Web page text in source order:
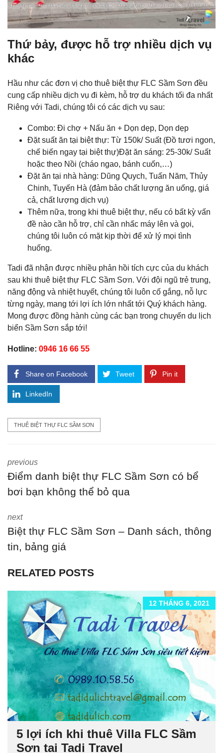
Thứ bảy, được hỗ trợ nhiều dịch vụ
khác
Hầu như các đơn vị cho thuê biệt thự FLC Sầm Sơn đều
cung cấp nhiều dịch vụ đi kèm, hỗ trợ du khách tối đa nhất
Riêng với Tadi, chúng tôi có các dịch vụ sau:
Combo: Đi chợ + Nấu ăn + Dọn dẹp, Dọn dẹp
Đặt suất ăn tại biệt thự: Từ 150k/ Suất (Đồ tươi ngon,
chế biến ngay tại biệt thự)Đặt ăn sáng: 25-30k/ Suất
hoặc theo Nồi (cháo ngao, bánh cuốn,…)
Đặt ăn tại nhà hàng: Dũng Quych, Tuấn Năm, Thủy
Chinh, Tuyến Hà (đảm bảo chất lượng ăn uống, giá
cả, chất lượng dịch vụ)
Thêm nữa, trong khi thuê biệt thự, nếu có bất kỳ vấn
đề nào cần hỗ trợ, chỉ cần nhấc máy lên và gọi,
chúng tôi luôn có mặt kịp thời để xử lý mọi tình
huống.
Tadi đã nhận được nhiều phản hồi tích cực của du khách
sau khi thuê biệt thự FLC Sầm Sơn. Với đội ngũ trẻ trung,
năng động và nhiệt huyết, chúng tôi luôn cố gắng, nỗ lực
từng ngày, mang tới lợi ích lớn nhất tới Quý khách hàng.
Mong được đồng hành cùng các bạn trong chuyến du lịch
biển Sầm Sơn sắp tới!
Hotline: 0946 16 66 55
Share on Facebook Tweet Pin it
LinkedIn
THUÊ BIỆT THỰ FLC SẦM SƠN
previous
Điểm danh biệt thự FLC Sầm Sơn có bể
bơi bạn không thể bỏ qua
next
Biệt thự FLC Sầm Sơn – Danh sách, thông
tin, bảng giá
RELATED POSTS
12 THÁNG 6, 2021
5 lợi ích khi thuê Villa FLC Sầm
Sơn tại Tadi Travel